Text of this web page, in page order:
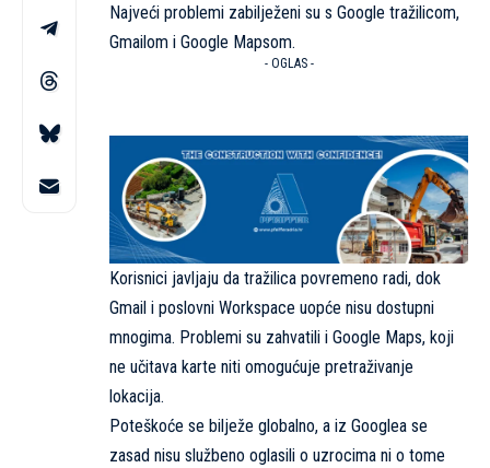
Najveći problemi zabilježeni su s Google tražilicom,
Gmailom i Google Mapsom.
- OGLAS -
Korisnici javljaju da tražilica povremeno radi, dok
Gmail i poslovni Workspace uopće nisu dostupni
mnogima. Problemi su zahvatili i Google Maps, koji
ne učitava karte niti omogućuje pretraživanje
lokacija.
Poteškoće se bilježe globalno, a iz Googlea se
zasad nisu službeno oglasili o uzrocima ni o tome